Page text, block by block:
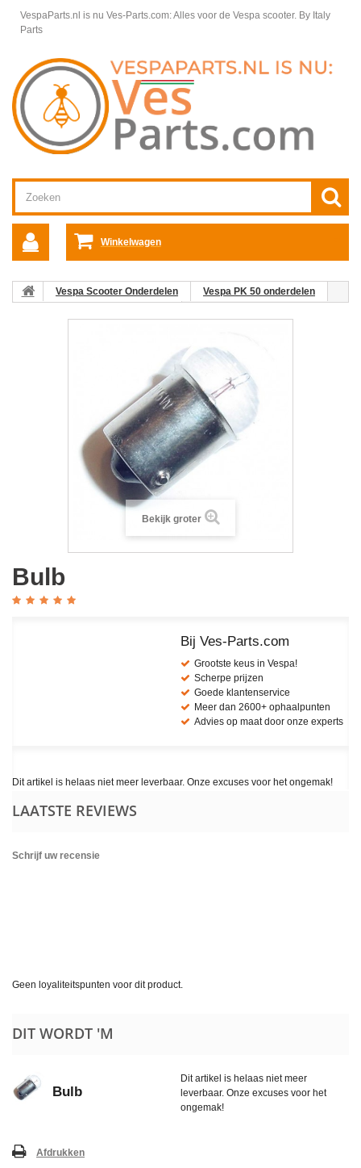
VespaParts.nl is nu Ves-Parts.com: Alles voor de Vespa scooter. By Italy
Parts
Winkelwagen
Vespa Scooter Onderdelen
Vespa PK 50 onderdelen
Bekijk groter
Bulb
Bij Ves-Parts.com
Grootste keus in Vespa!
Scherpe prijzen
Goede klantenservice
Meer dan 2600+ ophaalpunten
Advies op maat door onze experts
Dit artikel is helaas niet meer leverbaar. Onze excuses voor het ongemak!
LAATSTE REVIEWS
Schrijf uw recensie
Geen loyaliteitspunten voor dit product.
DIT WORDT 'M
Bulb
Dit artikel is helaas niet meer
leverbaar. Onze excuses voor het
ongemak!
Afdrukken